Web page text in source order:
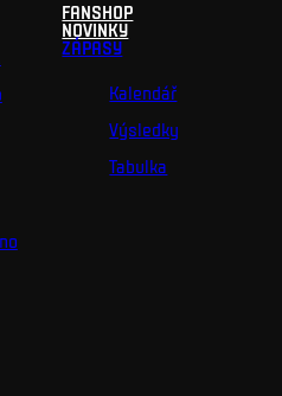
FANSHOP
NOVINKY
ZÁPASY
Kalendář
Výsledky
Tabulka